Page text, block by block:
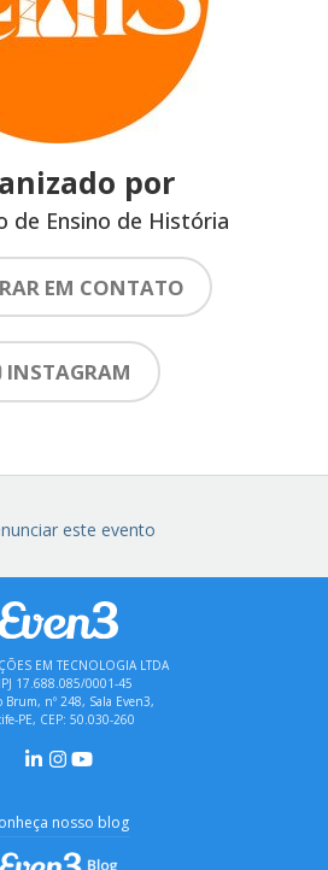
por
de Ensino de História
EM CONTATO
INSTAGRAM
este evento
EM TECNOLOGIA LTDA
17.688.085/0001-45
Brum, nº 248, Sala Even3,
PE, CEP: 50.030-260
nosso blog